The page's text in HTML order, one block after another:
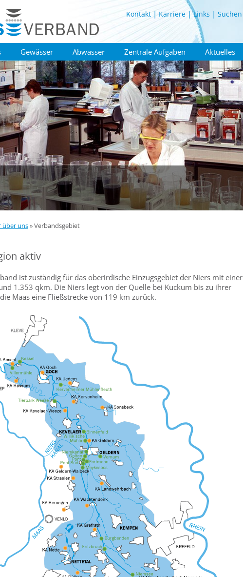
Kontakt Karriere Links Suchen
Gewässer Abwasser Zentrale Aufgaben Aktuelles
über uns»Verbandsgebiet
aktiv
ist zuständig für das oberirdische Einzugsgebiet der Niers mit einer
1.353 qkm. Die Niers legt von der Quelle bei Kuckum bis zu ihrer
Maas eine Fließstrecke von 119 km zurück.